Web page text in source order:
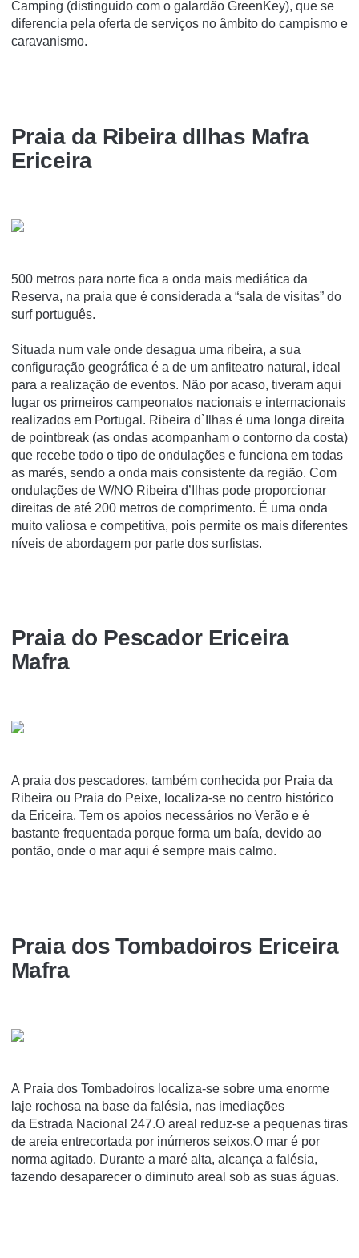
Camping (distinguido com o galardão GreenKey), que se
diferencia pela oferta de serviços no âmbito do campismo e
caravanismo.
Praia da Ribeira dIlhas Mafra
Ericeira
500 metros para norte fica a onda mais mediática da
Reserva, na praia que é considerada a “sala de visitas” do
surf português.
Situada num vale onde desagua uma ribeira, a sua
configuração geográfica é a de um anfiteatro natural, ideal
para a realização de eventos. Não por acaso, tiveram aqui
lugar os primeiros campeonatos nacionais e internacionais
realizados em Portugal. Ribeira d`Ilhas é uma longa direita
de pointbreak (as ondas acompanham o contorno da costa)
que recebe todo o tipo de ondulações e funciona em todas
as marés, sendo a onda mais consistente da região. Com
ondulações de W/NO Ribeira d’Ilhas pode proporcionar
direitas de até 200 metros de comprimento. É uma onda
muito valiosa e competitiva, pois permite os mais diferentes
níveis de abordagem por parte dos surfistas.
Praia do Pescador Ericeira
Mafra
A praia dos pescadores, também conhecida por Praia da
Ribeira ou Praia do Peixe, localiza-se no centro histórico
da Ericeira. Tem os apoios necessários no Verão e é
bastante frequentada porque forma um baía, devido ao
pontão, onde o mar aqui é sempre mais calmo.
Praia dos Tombadoiros Ericeira
Mafra
A Praia dos Tombadoiros localiza-se sobre uma enorme
laje rochosa na base da falésia, nas imediações
da Estrada Nacional 247.O areal reduz-se a pequenas tiras
de areia entrecortada por inúmeros seixos.O mar é por
norma agitado. Durante a maré alta, alcança a falésia,
fazendo desaparecer o diminuto areal sob as suas águas.